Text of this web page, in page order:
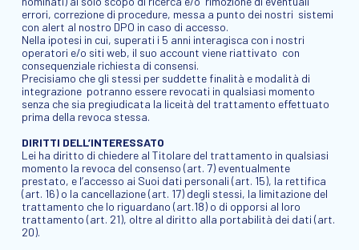
errori, correzione di procedure, messa a punto dei nostri sistemi
con alert al nostro DPO in caso di accesso.
Nella ipotesi in cui, superati i 5 anni interagisca con i nostri
operatori e/o siti web, il suo account viene riattivato con
consequenziale richiesta di consensi.
Precisiamo che gli stessi per suddette finalità e modalità di
integrazione potranno essere revocati in qualsiasi momento
senza che sia pregiudicata la liceità del trattamento effettuato
prima della revoca stessa.
DIRITTI DELL’INTERESSATO
Lei ha diritto di chiedere al Titolare del trattamento in qualsiasi
momento la revoca del consenso (art. 7) eventualmente
prestato, e l’accesso ai Suoi dati personali (art. 15), la rettifica
(art. 16) o la cancellazione (art. 17) degli stessi, la limitazione del
trattamento che lo riguardano (art.18) o di opporsi al loro
trattamento (art. 21), oltre al diritto alla portabilità dei dati (art.
20).